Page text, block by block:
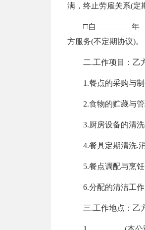
满，终止劳雇关系(定
□自_________年
方服务(不定期协议)。
二.工作项目：乙
1.餐点的采购与
2.食物的贮藏与
3.厨房设备的清
4.餐具定期清洗.
5.餐点调配与烹
6.分配的清洁工
三.工作地点：乙